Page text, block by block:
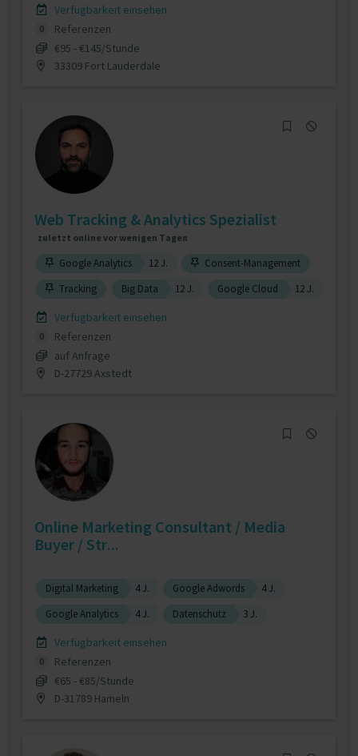
Verfügbarkeit einsehen
0
Referenzen
€95 - €145/Stunde
33309 Fort Lauderdale
Web Tracking & Analytics Spezialist
zuletzt online vor wenigen Tagen
Google Analytics 12 J.
Consent-Management
Tracking
Big Data 12 J. Google Cloud 12 J.
Verfügbarkeit einsehen
0
Referenzen
auf Anfrage
D-27729 Axstedt
Online Marketing Consultant / Media
Buyer / Str...
Digital Marketing 4 J. Google Adwords
4 J.
Google Analytics
4 J. Datenschutz 3 J.
Verfügbarkeit einsehen
0
Referenzen
€65 - €85/Stunde
D-31789 Hameln